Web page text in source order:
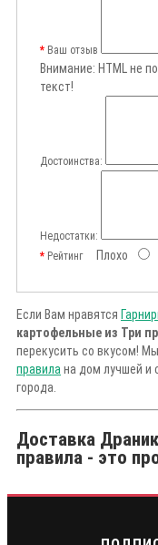
Ваш отзыв
Внимание: HTML не
текст!
Достоинства:
Недостатки:
РейтингПлохо
Если Вам нравятся
картофельные из Три
перекусить со вкусом!
правила на дом лучшей и
города.
Доставка
правила - это